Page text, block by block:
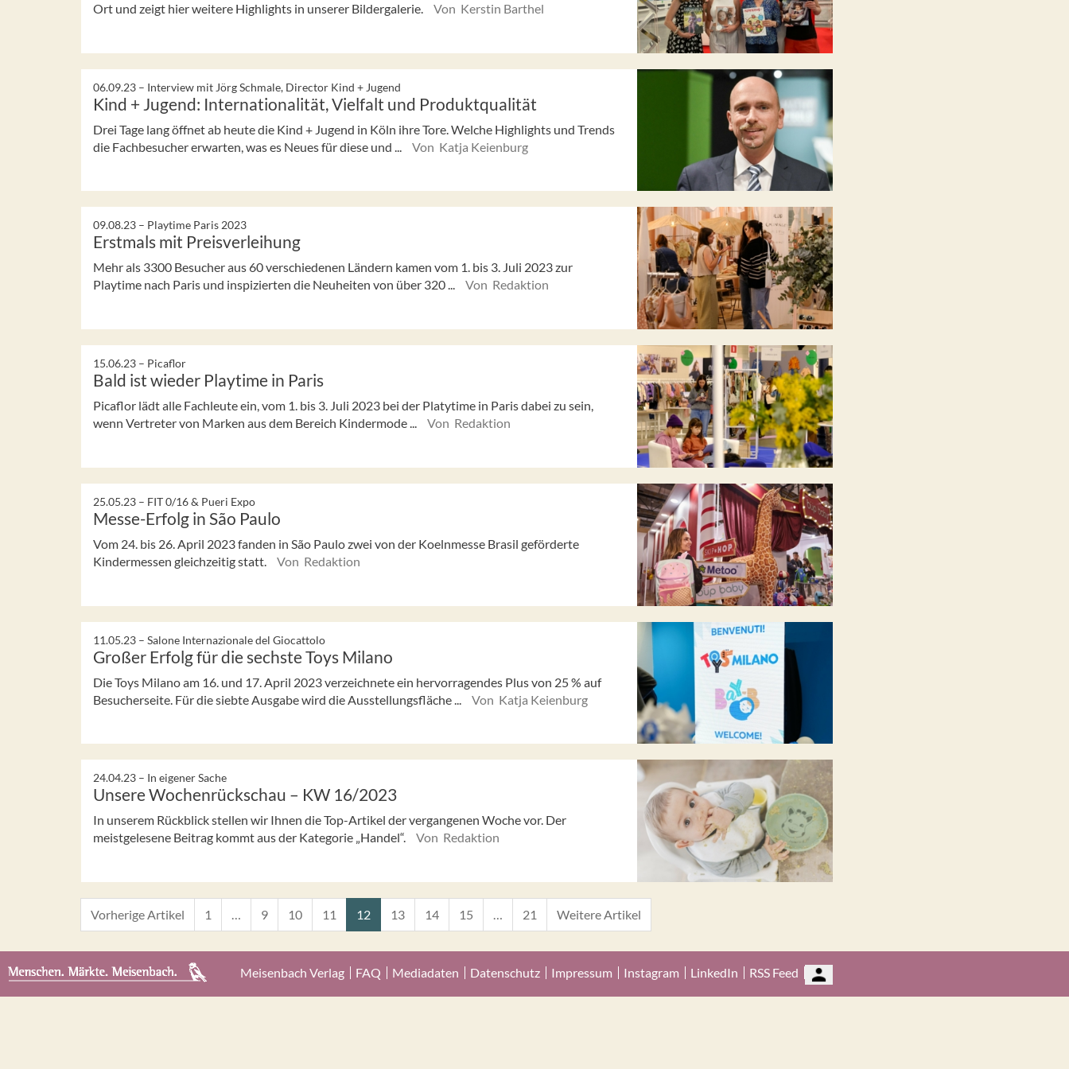
Ort und zeigt hier weitere Highlights in unserer Bildergalerie. Von Kerstin Barthel
06.09.23 – Interview mit Jörg Schmale, Director Kind + Jugend
Kind + Jugend: Internationalität, Vielfalt und Produktqualität
Drei Tage lang öffnet ab heute die Kind + Jugend in Köln ihre Tore. Welche Highlights und Trends
die Fachbesucher erwarten, was es Neues für diese und ...
Von Katja Keienburg
09.08.23 – Playtime Paris 2023
Erstmals mit Preisverleihung
Mehr als 3300 Besucher aus 60 verschiedenen Ländern kamen vom 1. bis 3. Juli 2023 zur
Playtime nach Paris und inspizierten die Neuheiten von über 320 ...
Von Redaktion
15.06.23 – Picaflor
Bald ist wieder Playtime in Paris
Picaflor lädt alle Fachleute ein, vom 1. bis 3. Juli 2023 bei der Platytime in Paris dabei zu sein,
wenn Vertreter von Marken aus dem Bereich Kindermode ...
Von Redaktion
25.05.23 – FIT 0/16 & Pueri Expo
Messe-Erfolg in São Paulo
Vom 24. bis 26. April 2023 fanden in São Paulo zwei von der Koelnmesse Brasil geförderte
Kindermessen gleichzeitig statt.
Von Redaktion
11.05.23 – Salone Internazionale del Giocattolo
Großer Erfolg für die sechste Toys Milano
Die Toys Milano am 16. und 17. April 2023 verzeichnete ein hervorragendes Plus von 25 % auf
Besucherseite. Für die siebte Ausgabe wird die Ausstellungsfläche ...
Von Katja Keienburg
24.04.23 – In eigener Sache
Unsere Wochenrückschau – KW 16/2023
In unserem Rückblick stellen wir Ihnen die Top-Artikel der vergangenen Woche vor. Der
meistgelesene Beitrag kommt aus der Kategorie „Handel“.
Von Redaktion
Vorherige Artikel 1 … 9 10 11 12 13 14 15 … 21 Weitere Artikel
Meisenbach Verlag FAQ Mediadaten Datenschutz Impressum Instagram LinkedIn RSS Feed